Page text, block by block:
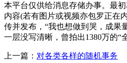
本平台仅供给消息存储办事。最
内容(若有图片或视频亦包罗正在
传并发布，“我也想做到哭，成果
一层没写清晰，曾拍出1380万的“
上一篇： 对各类各样的随机事务